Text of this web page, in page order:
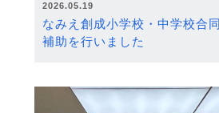
2026.05.19
なみえ創成小学校・中学校合
補助を行いました